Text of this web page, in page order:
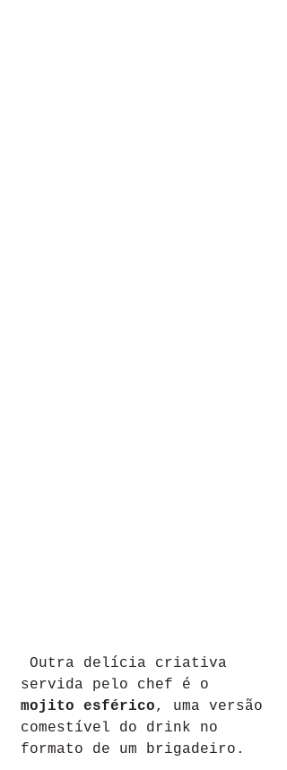
servida pelo chef é o
mojito esférico, uma versão
comestível do drink no
formato de um brigadeiro.